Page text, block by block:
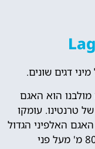
דגים שונים.
מטרים, אגם מולבנו הוא האגם
טרנטינו. עומקו
את האגם האלפיני הגדול